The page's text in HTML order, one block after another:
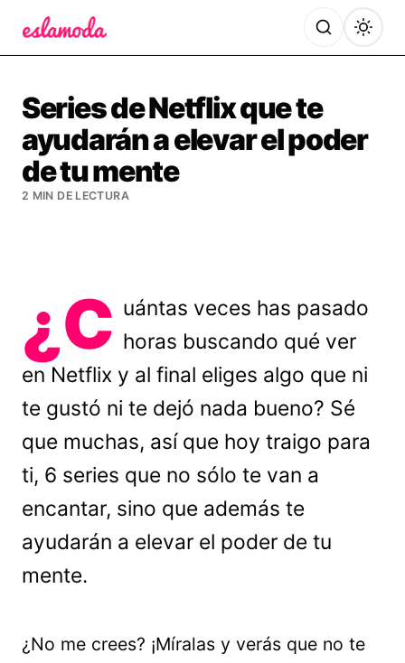
Series de Netflix que te
ayudarán a elevar el poder
de tu mente
2 MIN DE LECTURA
¿C uántas veces has pasado
horas buscando qué ver
en Netflix y al final eliges algo que ni
te gustó ni te dejó nada bueno? Sé
que muchas, así que hoy traigo para
ti, 6 series que no sólo te van a
encantar, sino que además te
ayudarán a elevar el poder de tu
mente.
¿No me crees? ¡Míralas y verás que no te